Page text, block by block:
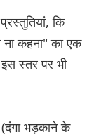
कि
ना कहना" का एक
स्तर पर भी
(दंगा भड़काने के